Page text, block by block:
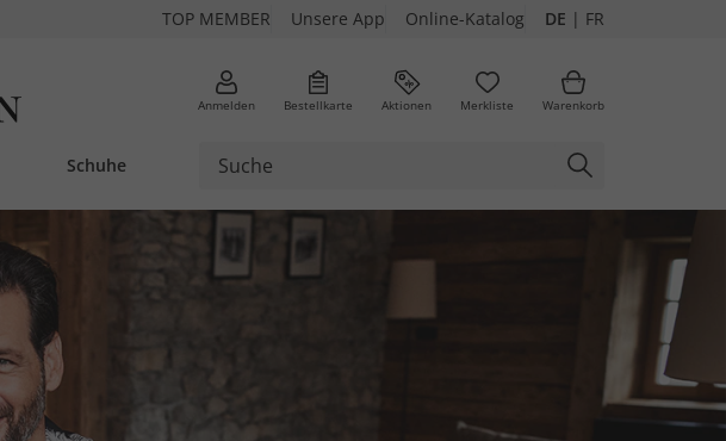
TOP MEMBER Unsere App Online-Katalog DE | FR
Anmelden Bestellkarte Aktionen Merkliste Warenkorb
Schuhe